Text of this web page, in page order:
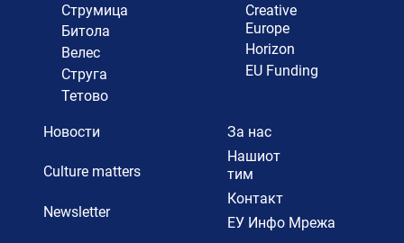
Струмица
Битола
Велес
Струга
Тетово
Creative
Europe
Horizon
EU Funding
Новости
Culture matters
Newsletter
За нас
Нашиот
тим
Контакт
ЕУ Инфо Мрежа